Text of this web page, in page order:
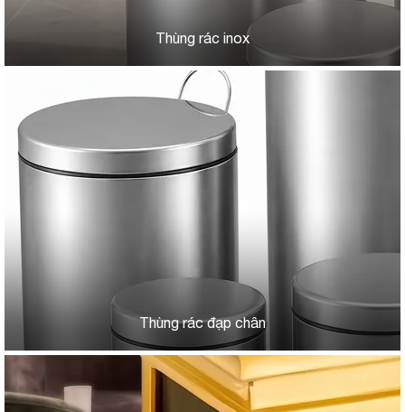
Thùng rác inox
Thùng rác đạp chân